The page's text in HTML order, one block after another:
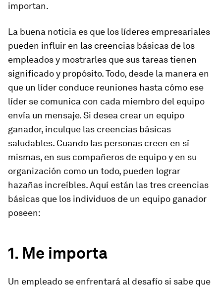
importan.
La buena noticia es que los líderes empresariales
pueden influir en las creencias básicas de los
empleados y mostrarles que sus tareas tienen
significado y propósito. Todo, desde la manera en
que un líder conduce reuniones hasta cómo ese
líder se comunica con cada miembro del equipo
envía un mensaje. Si desea crear un equipo
ganador, inculque las creencias básicas
saludables. Cuando las personas creen en sí
mismas, en sus compañeros de equipo y en su
organización como un todo, pueden lograr
hazañas increíbles. Aquí están las tres creencias
básicas que los individuos de un equipo ganador
poseen:
1. Me importa
Un empleado se enfrentará al desafío si sabe que